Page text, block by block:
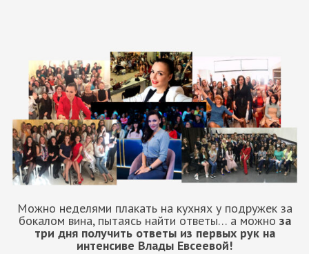
Можно неделями плакать на кухнях у подружек за
бокалом вина, пытаясь найти ответы… а можно за
три дня получить ответы из первых рук на
интенсиве Влады Евсеевой!